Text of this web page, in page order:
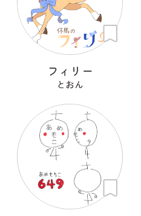
フィリー
とおん